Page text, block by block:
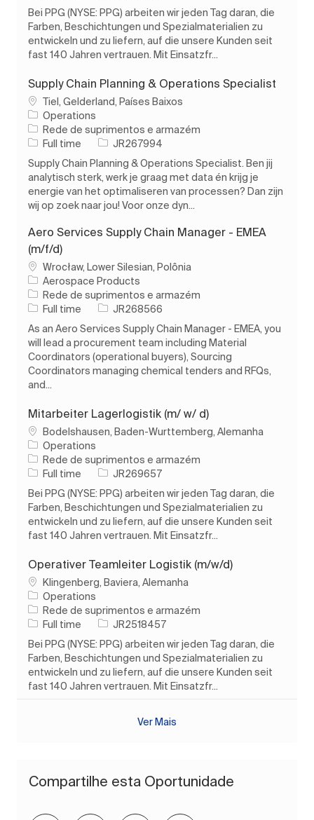
Bei PPG (NYSE: PPG) arbeiten wir jeden Tag daran, die
Farben, Beschichtungen und Spezialmaterialien zu
entwickeln und zu liefern, auf die unsere Kunden seit
fast 140 Jahren vertrauen. Mit Einsatzfr...
Supply Chain Planning & Operations Specialist
Localização
Tiel, Gelderland, Países Baixos
Operations
Categoria
Rede de suprimentos e armazém
Tipo de Trabalho
Full time ID do trabalho
JR267994
Supply Chain Planning & Operations Specialist. Ben jij
analytisch sterk, werk je graag met data én krijg je
energie van het optimaliseren van processen? Dan zijn
wij op zoek naar jou! Voor onze dyn...
Aero Services Supply Chain Manager - EMEA
(m/f/d)
Localização
Wrocław, Lower Silesian, Polônia
Aerospace Products
Categoria
Rede de suprimentos e armazém
Tipo de Trabalho
Full time ID do trabalho
JR268566
As an Aero Services Supply Chain Manager - EMEA, you
will lead a procurement team including Material
Coordinators (operational buyers), Sourcing
Coordinators managing chemical tenders and RFQs,
and...
Mitarbeiter Lagerlogistik (m/ w/ d)
Localização
Bodelshausen, Baden-Wurttemberg, Alemanha
Operations
Categoria
Rede de suprimentos e armazém
Tipo de Trabalho
Full time ID do trabalho
JR269657
Bei PPG (NYSE: PPG) arbeiten wir jeden Tag daran, die
Farben, Beschichtungen und Spezialmaterialien zu
entwickeln und zu liefern, auf die unsere Kunden seit
fast 140 Jahren vertrauen. Mit Einsatzfr...
Operativer Teamleiter Logistik (m/w/d)
Localização
Klingenberg, Baviera, Alemanha
Operations
Categoria
Rede de suprimentos e armazém
Tipo de Trabalho
Full time ID do trabalho
JR2518457
Bei PPG (NYSE: PPG) arbeiten wir jeden Tag daran, die
Farben, Beschichtungen und Spezialmaterialien zu
entwickeln und zu liefern, auf die unsere Kunden seit
fast 140 Jahren vertrauen. Mit Einsatzfr...
Ver Mais
Compartilhe esta Oportunidade